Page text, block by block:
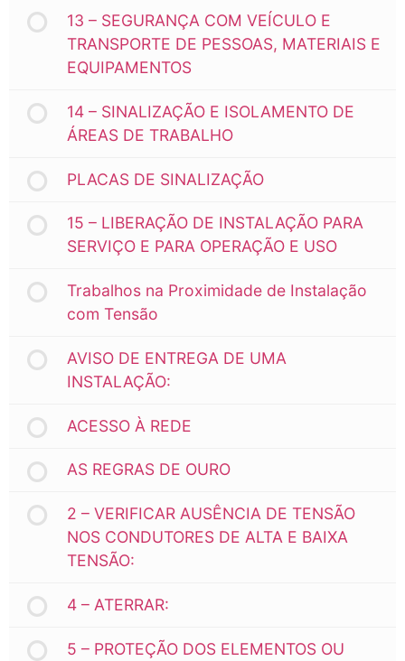
13 – SEGURANÇA COM VEÍCULO E
TRANSPORTE DE PESSOAS, MATERIAIS E
EQUIPAMENTOS
14 – SINALIZAÇÃO E ISOLAMENTO DE
ÁREAS DE TRABALHO
PLACAS DE SINALIZAÇÃO
15 – LIBERAÇÃO DE INSTALAÇÃO PARA
SERVIÇO E PARA OPERAÇÃO E USO
Trabalhos na Proximidade de Instalação
com Tensão
AVISO DE ENTREGA DE UMA
INSTALAÇÃO:
ACESSO À REDE
AS REGRAS DE OURO
2 – VERIFICAR AUSÊNCIA DE TENSÃO
NOS CONDUTORES DE ALTA E BAIXA
TENSÃO:
4 – ATERRAR:
5 – PROTEÇÃO DOS ELEMENTOS OU